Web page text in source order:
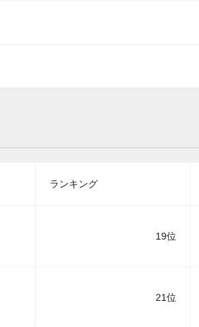
ランキング
19位
21位